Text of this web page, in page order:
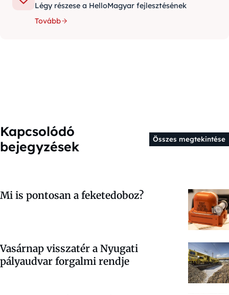
Légy részese a HelloMagyar fejlesztésének
Tovább
Kapcsolódó
bejegyzések
Összes megtekintése
Mi is pontosan a feketedoboz?
Vasárnap visszatér a Nyugati
pályaudvar forgalmi rendje